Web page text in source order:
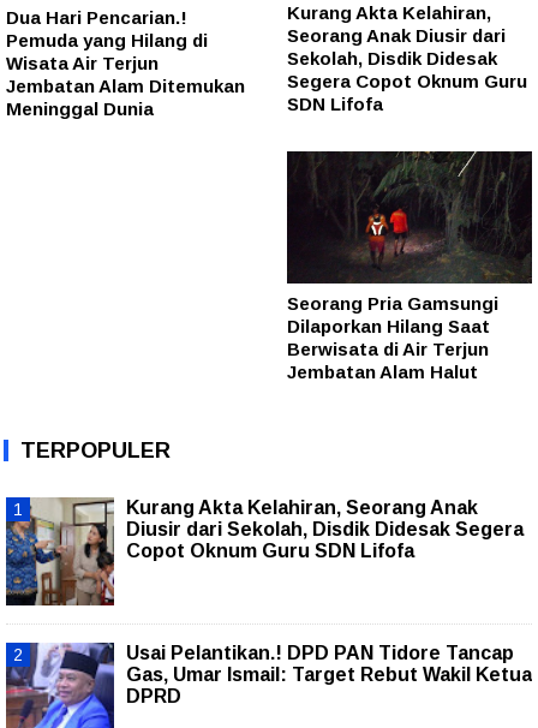
Dua Hari Pencarian.!
Pemuda yang Hilang di
Wisata Air Terjun
Jembatan Alam Ditemukan
Meninggal Dunia
Kurang Akta Kelahiran,
Seorang Anak Diusir dari
Sekolah, Disdik Didesak
Segera Copot Oknum Guru
SDN Lifofa
Seorang Pria Gamsungi
Dilaporkan Hilang Saat
Berwisata di Air Terjun
Jembatan Alam Halut
TERPOPULER
Kurang Akta Kelahiran, Seorang Anak
Diusir dari Sekolah, Disdik Didesak Segera
Copot Oknum Guru SDN Lifofa
Usai Pelantikan.! DPD PAN Tidore Tancap
Gas, Umar Ismail: Target Rebut Wakil Ketua
DPRD